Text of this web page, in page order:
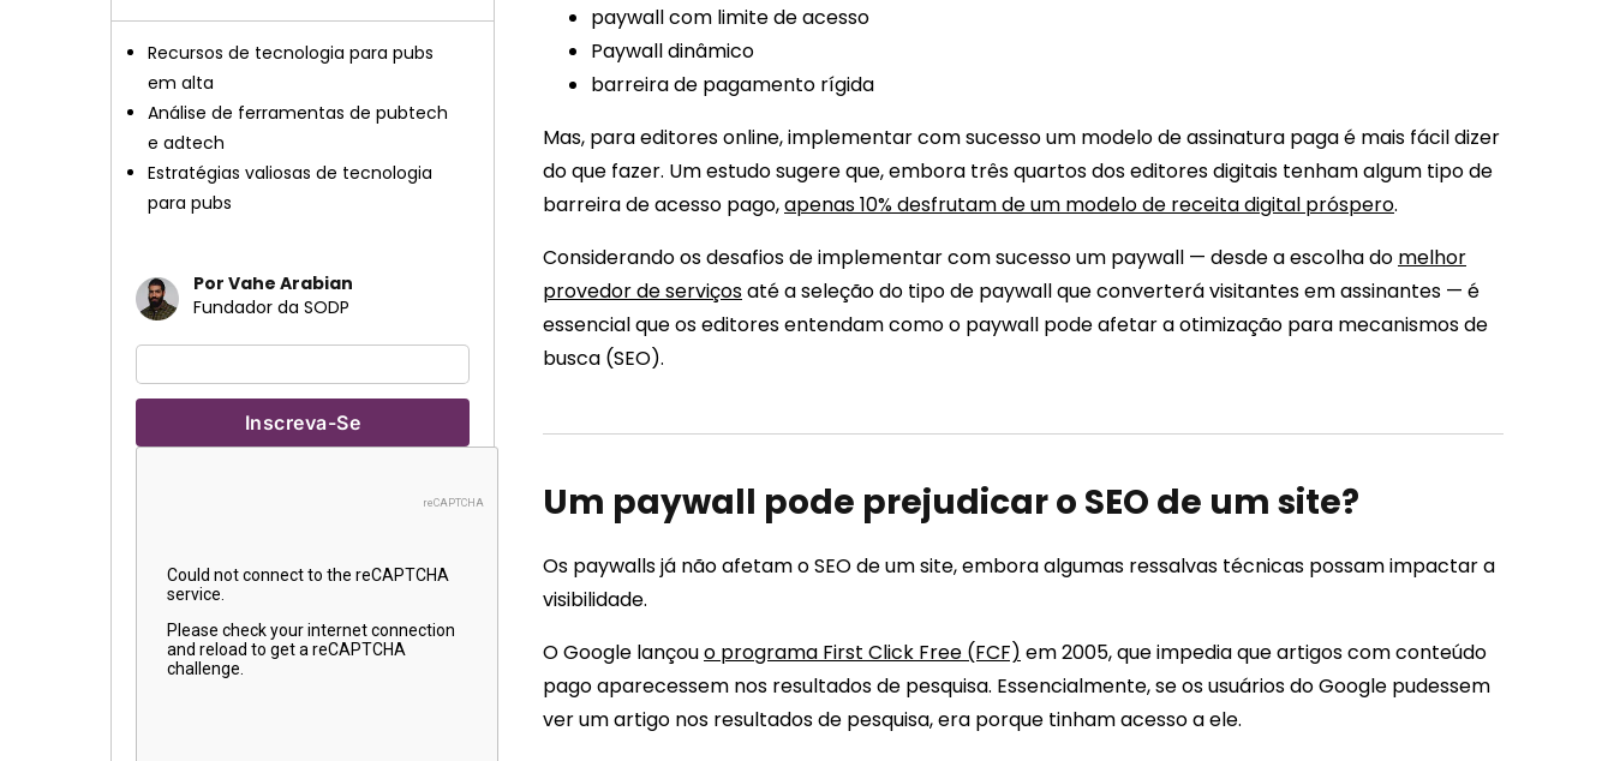
Recursos de tecnologia para pubs
em alta
Análise de ferramentas de pubtech
e adtech
Estratégias valiosas de tecnologia
para pubs
Por Vahe Arabian
Fundador da SODP
paywall com limite de acesso
Paywall dinâmico
barreira de pagamento rígida
Mas, para editores online, implementar com sucesso um modelo de assinatura paga é mais fácil dizer
do que fazer. Um estudo sugere que, embora três quartos dos editores digitais tenham algum tipo de
barreira de acesso pago,apenas 10% desfrutam de um modelo de receita digital próspero.
Considerando os desafios de implementar com sucesso um paywall — desde a escolha do melhor
provedor de serviçosaté a seleção do tipo de paywall que converterá visitantes em assinantes — é
essencial que os editores entendam como o paywall pode afetar a otimização para mecanismos de
busca (SEO).
Um paywall pode prejudicar o SEO de um site?
Os paywalls já não afetam o SEO de um site, embora algumas ressalvas técnicas possam impactar a
visibilidade.
O Google lançouo programa First Click Free (FCF) em 2005, que impedia que artigos com conteúdo
pago aparecessem nos resultados de pesquisa. Essencialmente, se os usuários do Google pudessem
ver um artigo nos resultados de pesquisa, era porque tinham acesso a ele.